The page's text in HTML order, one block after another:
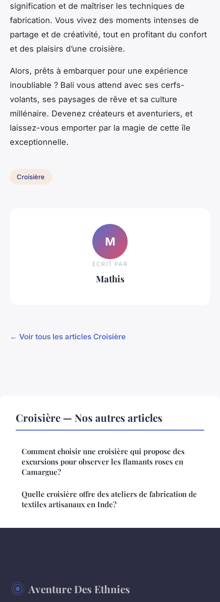
signification et de maîtriser les techniques de
fabrication. Vous vivez des moments intenses de
partage et de créativité, tout en profitant du confort
et des plaisirs d’une croisière.
Alors, prêts à embarquer pour une expérience
inoubliable ? Bali vous attend avec ses cerfs-
volants, ses paysages de rêve et sa culture
millénaire. Devenez créateurs et aventuriers, et
laissez-vous emporter par la magie de cette île
exceptionnelle.
Croisière
M
ECRIT PAR
Mathis
← Voir tous les articles Croisière
Croisière — Nos autres articles
Comment choisir une croisière qui propose des
excursions pour observer les flamants roses en
Camargue?
Quelle croisière offre des ateliers de fabrication de
textiles artisanaux en Inde?
Aventure Des Ethnies